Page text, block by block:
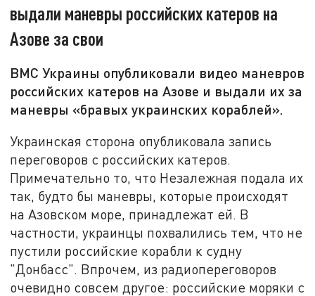
выдали маневры российских катеров на
Азове за свои
ВМС Украины опубликовали видео маневров
российских катеров на Азове и выдали их за
маневры «бравых украинских кораблей».
Украинская сторона опубликовала запись
переговоров с российских катеров.
Примечательно то, что Незалежная подала их
так, будто бы маневры, которые происходят
на Азовском море, принадлежат ей. В
частности, украинцы похвалились тем, что не
пустили российские корабли к судну
"Донбасс". Впрочем, из радиопереговоров
очевидно совсем другое: российские моряки с